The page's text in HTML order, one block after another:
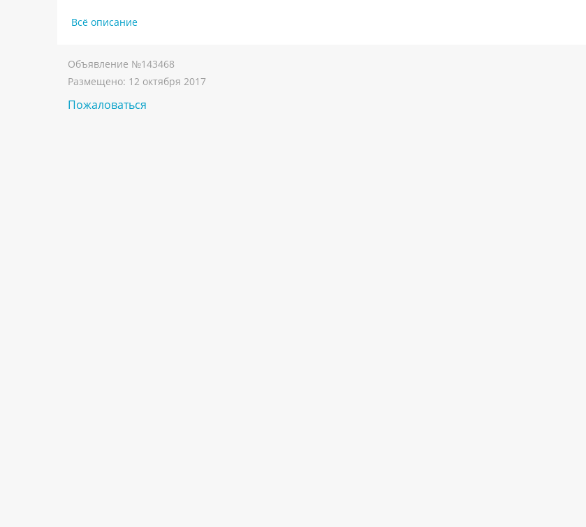
Всё описание
Объявление №143468
Размещено: 12 октября 2017
Пожаловаться